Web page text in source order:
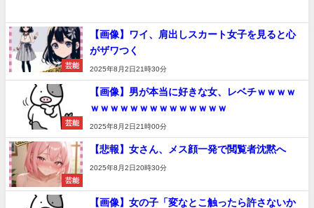
芸能
【画像】ワイ、肩出しスカート女子を見ると心
がザワつく
2025年8月2日21時30分
芸能
【画像】男が本当に好きな女、レベチｗｗｗｗ
ｗｗｗｗｗｗｗｗｗｗｗｗｗｗ
2025年8月2日21時00分
芸能
【悲報】女さん、メス顔一発で閲覧者沈黙へ
2025年8月2日20時30分
【画像】女の子「変なとこ触ったら許さないか